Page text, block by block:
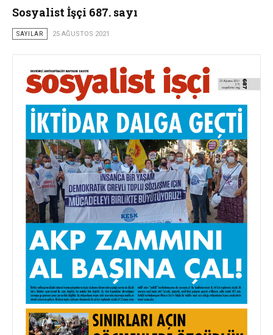
Sosyalist İşçi 687. sayı
SAYILAR 25 AĞUSTOS 2021